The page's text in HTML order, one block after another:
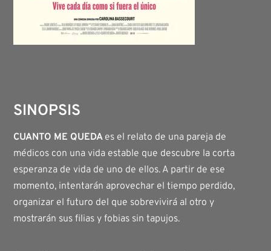
SINOPSIS
CUANTO ME QUEDA es el relato de una pareja de
médicos con una vida estable que descubre la corta
esperanza de vida de uno de ellos. A partir de ese
momento, intentarán aprovechar el tiempo perdido,
organizar el futuro del que sobrevivirá al otro y
mostrarán sus filias y fobias sin tapujos.